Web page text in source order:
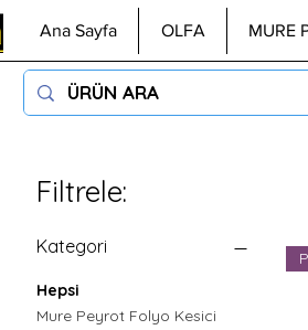
Ana Sayfa OLFA MURE
Filtrele:
Kategori
Hepsi
Mure Peyrot Folyo Kesici